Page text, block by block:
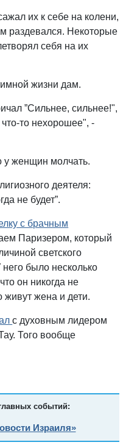
их к себе на колени,
раздевался. Некоторые
себя на их
жизни дам.
”Сильнее, сильнее!",
что-то нехорошее", -
у женщин молчать.
деятеля:
не будет”.
с брачным
Паризером, который
светского
было несколько
он никогда не
живут жена и дети.
с духовным лидером
Того вообще
событий:
Израиля»